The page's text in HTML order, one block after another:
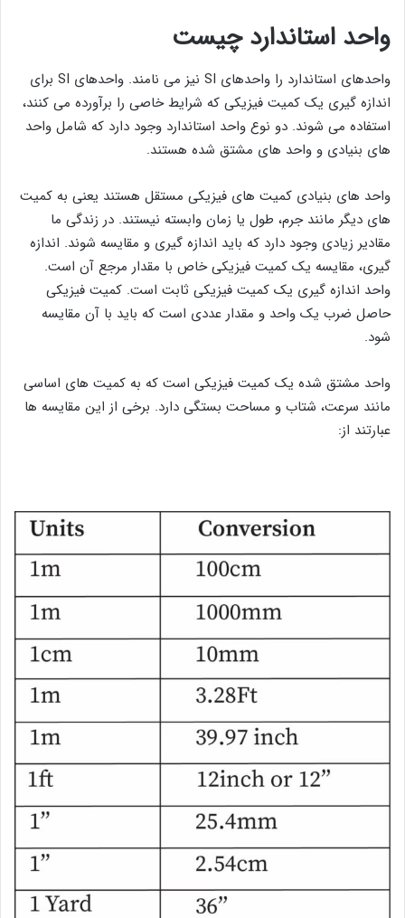
واحد استاندارد چیست
واحدهای استاندارد را واحدهای SI نیز می نامند. واحدهای SI برای
اندازه گیری یک کمیت فیزیکی که شرایط خاصی را برآورده می کنند،
استفاده می شوند. دو نوع واحد استاندارد وجود دارد که شامل واحد
های بنیادی و واحد های مشتق شده هستند.
واحد های بنیادی کمیت های فیزیکی مستقل هستند یعنی به کمیت
های دیگر مانند جرم، طول یا زمان وابسته نیستند. در زندگی ما
مقادیر زیادی وجود دارد که باید اندازه گیری و مقایسه شوند. اندازه
گیری، مقایسه یک کمیت فیزیکی خاص با مقدار مرجع آن است.
واحد اندازه گیری یک کمیت فیزیکی ثابت است. کمیت فیزیکی
حاصل ضرب یک واحد و مقدار عددی است که باید با آن مقایسه
شود.
واحد مشتق شده یک کمیت فیزیکی است که به کمیت های اساسی
مانند سرعت، شتاب و مساحت بستگی دارد. برخی از این مقایسه ها
عبارتند از: